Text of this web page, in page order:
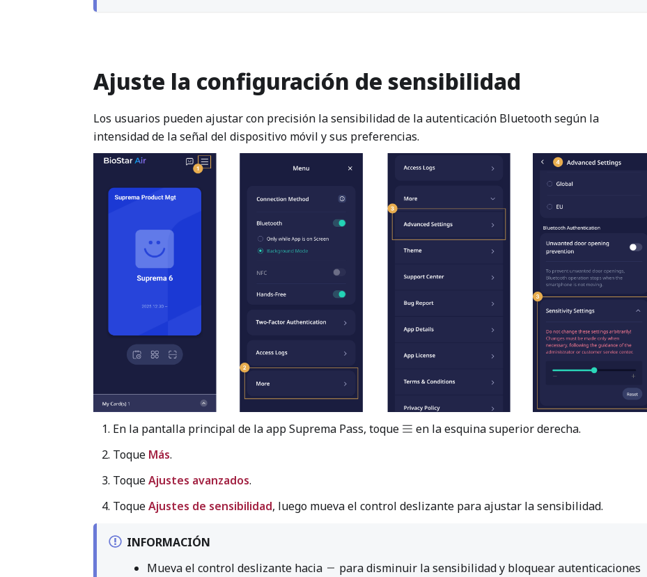
Ajuste la configuración de sensibilidad
Los usuarios pueden ajustar con precisión la sensibilidad de la autenticación Bluetooth según la
intensidad de la señal del dispositivo móvil y sus preferencias.
En la pantalla principal de la app Suprema Pass, toque
en la esquina superior derecha.
Toque Más.
ToqueAjustes avanzados.
ToqueAjustes de sensibilidad, luego mueva el control deslizante para ajustar la sensibilidad.
INFORMACIÓN
Mueva el control deslizante hacia
para disminuir la sensibilidad y bloquear autenticaciones